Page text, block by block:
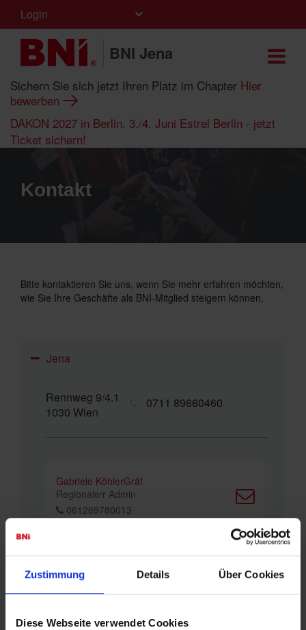
Zustimmung Details Über Cookies
Diese Webseite verwendet Cookies
Login
BNI Jena
Sichern Sie sich jetzt Ihren Platz im Chapter Hier
bewerben
DAKON 2027 in Berlin. 3./4. Juni Estrel Berlin - jetzt
Ticket sichern!
Kontakt
Bitte kontaktieren Sie uns, wenn Sie mehr erfahren möchten,
wie Sie Ihre Geschäfte als BNI-Mitglied steigern können.
Jena
Rennweg 9/4.1
1030 Wien
0711 89660460
Gabriele KöhlerGräf
Regionale/r Admin
061269780013
Julia Funk
Regionale/r Admin